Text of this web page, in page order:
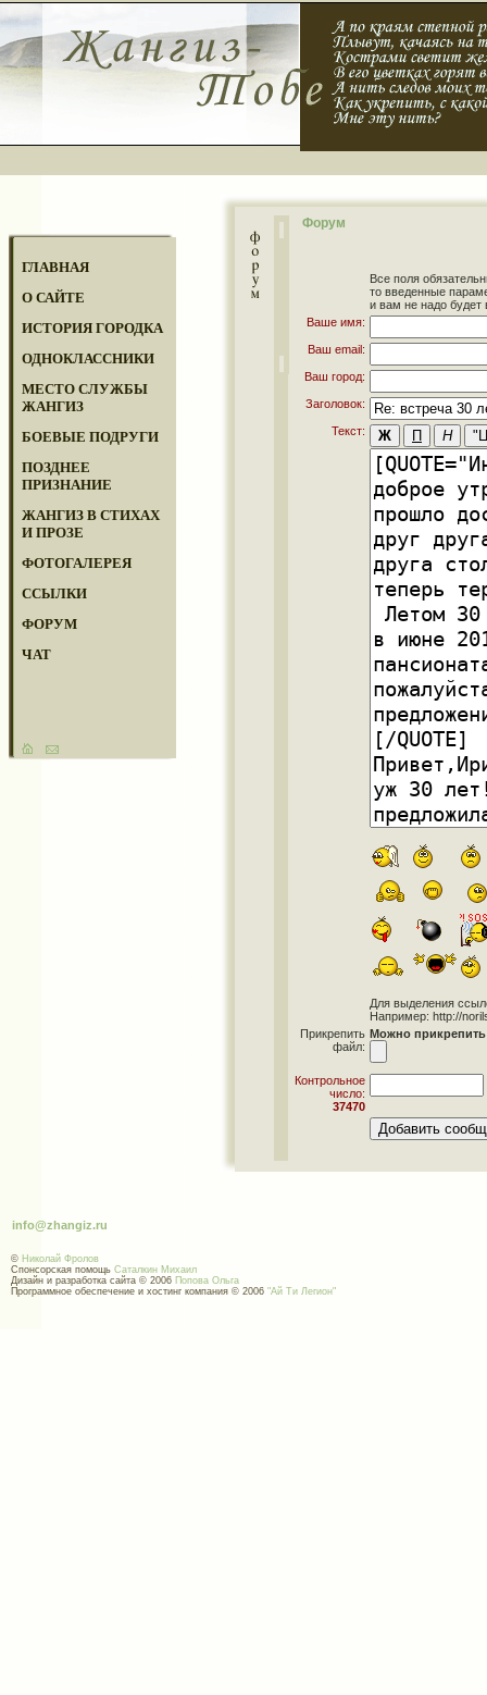
ГЛАВНАЯ
О САЙТЕ
ИСТОРИЯ ГОРОДКА
ОДНОКЛАССНИКИ
МЕСТО СЛУЖБЫ
ЖАНГИЗ
БОЕВЫЕ ПОДРУГИ
ПОЗДНЕЕ
ПРИЗНАНИЕ
ЖАНГИЗ В СТИХАХ
И ПРОЗЕ
ФОТОГАЛЕРЕЯ
ССЫЛКИ
ФОРУМ
ЧАТ
Форум
Все поля
то введенные
и вам не надо будет
Ваше имя:
Ваш email:
Ваш город:
Заголовок:
Текст:
Для выделения
Например: http://
Прикрепить
файл:
Можно
Контрольное
число:
37470
info@zhangiz.ru
© Николай Фролов
Спонсорская помощь Саталкин Михаил
Дизайн и разработка сайта © 2006 Попова Ольга
Программное обеспечение и хостинг компания © 2006 "Ай Ти Легион"